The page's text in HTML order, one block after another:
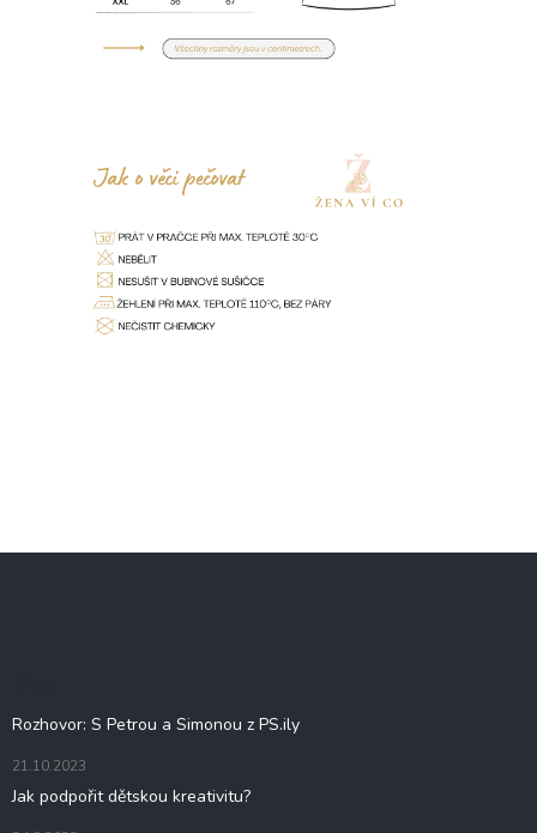
Rozhovor: S Petrou a Simonou z PS.ily
21.10.2023
Jak podpořit dětskou kreativitu?